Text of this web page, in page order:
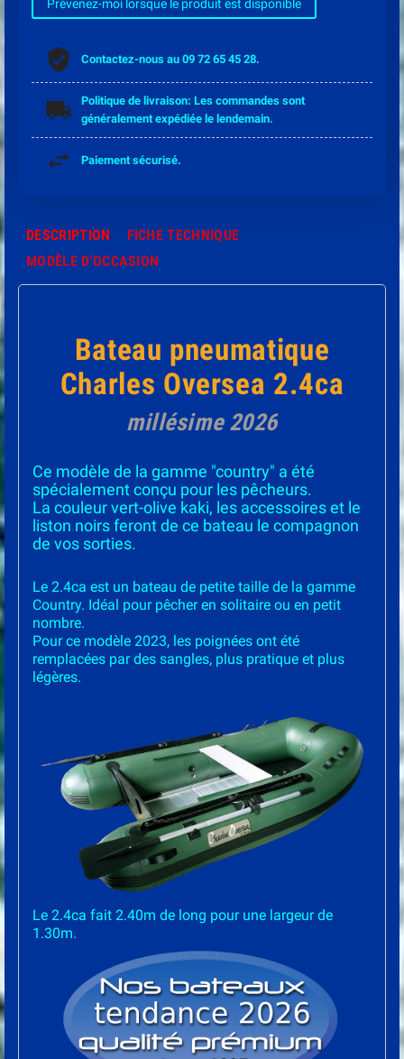
Prévenez-moi lorsque le produit est disponible
Contactez-nous au 09 72 65 45 28.
Politique de livraison: Les commandes sont
généralement expédiée le lendemain.
Paiement sécurisé.
DESCRIPTION
FICHE TECHNIQUE
MODÈLE D'OCCASION
Bateau pneumatique
Charles Oversea 2.4ca
millésime 2026
Ce modèle de la gamme "country" a été
spécialement conçu pour les pêcheurs.
La couleur vert-olive kaki, les accessoires et le
liston noirs feront de ce bateau le compagnon
de vos sorties.
Le 2.4ca est un bateau de petite taille de la gamme
Country. Idéal pour pêcher en solitaire ou en petit
nombre.
Pour ce modèle 2023, les poignées ont été
remplacées par des sangles, plus pratique et plus
légères.
Le 2.4ca fait 2.40m de long pour une largeur de
1.30m.